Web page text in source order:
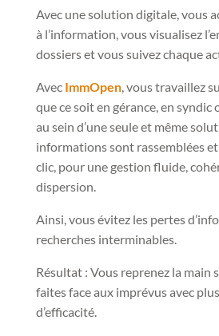
Avec une solution digitale, vous
à l’information, vous visualisez
dossiers et vous suivez chaque
Avec ImmOpen, vous travaillez
que ce soit en gérance, en syndic
au sein d’une seule et même
informations sont rassemblées et
clic, pour une gestion fluide,
dispersion.
Ainsi, vous évitez les pertes
recherches interminables.
Résultat : Vous reprenez la main
faites face aux imprévus avec
d’efficacité.